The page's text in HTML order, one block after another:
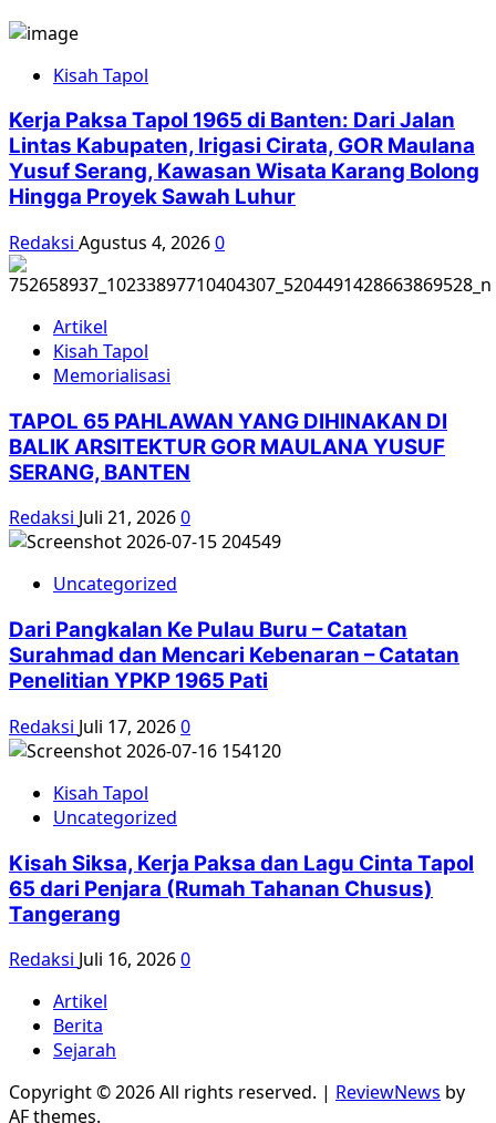
Kisah Tapol
Kerja Paksa Tapol 1965 di Banten: Dari Jalan
Lintas Kabupaten, Irigasi Cirata, GOR Maulana
Yusuf Serang, Kawasan Wisata Karang Bolong
Hingga Proyek Sawah Luhur
Redaksi Agustus 4, 20260
Artikel
Kisah Tapol
Memorialisasi
TAPOL 65 PAHLAWAN YANG DIHINAKAN DI
BALIK ARSITEKTUR GOR MAULANA YUSUF
SERANG, BANTEN
Redaksi Juli 21, 20260
Uncategorized
Dari Pangkalan Ke Pulau Buru – Catatan
Surahmad dan Mencari Kebenaran – Catatan
Penelitian YPKP 1965 Pati
Redaksi Juli 17, 20260
Kisah Tapol
Uncategorized
Kisah Siksa, Kerja Paksa dan Lagu Cinta Tapol
65 dari Penjara (Rumah Tahanan Chusus)
Tangerang
Redaksi Juli 16, 20260
Artikel
Berita
Sejarah
Copyright © 2026 All rights reserved. | ReviewNews by
AF themes.